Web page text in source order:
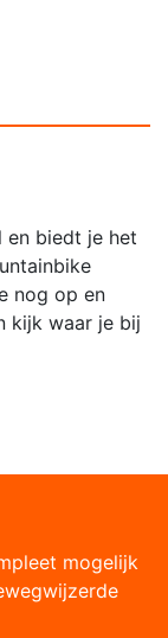
en biedt je het
nog op en
kijk waar je bij
mogelijk